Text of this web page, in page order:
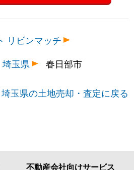
リビンマッチ
埼玉県 春日部市
埼玉県の土地売却・査定に戻る
不動産会社向けサービス